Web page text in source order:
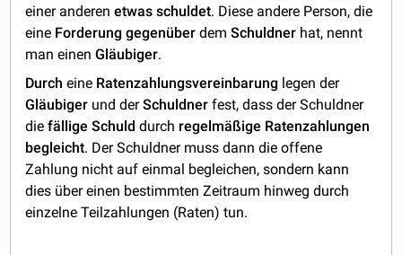
einer anderenetwas schuldet. Diese andere Person, die
eine Forderung gegenüber demSchuldner hat, nennt
man einenGläubiger.
Durch eine Ratenzahlungsvereinbarung legen der
Gläubiger und derSchuldner fest, dass der Schuldner
diefällige Schuld durch regelmäßige Ratenzahlungen
begleicht. Der Schuldner muss dann die offene
Zahlung nicht auf einmal begleichen, sondern kann
dies über einen bestimmten Zeitraum hinweg durch
einzelne Teilzahlungen (Raten) tun.